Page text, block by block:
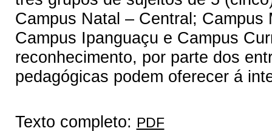
Campus Natal – Central;
Campus Ipanguaçu e Campus
reconhecimento, por parte dos
pedagógicas podem oferecer á
Texto completo: PDF